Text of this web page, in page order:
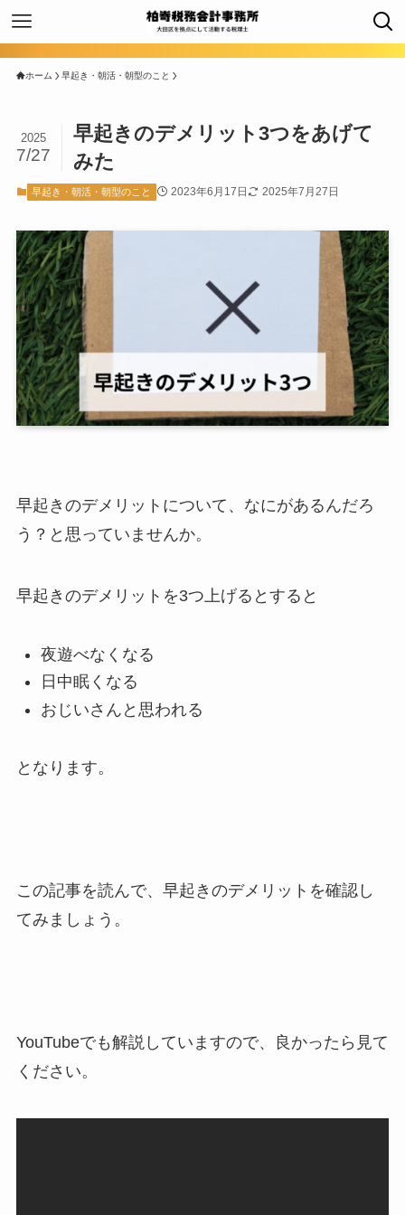
ホーム 早起き・朝活・朝型のこと
早起きのデメリット3つをあげて
みた
2025
7/27
早起き・朝活・朝型のこと 2023年6月17日 2025年7月27日
早起きのデメリットについて、なにがあるんだろ
う？と思っていませんか。
早起きのデメリットを3つ上げるとすると
夜遊べなくなる
日中眠くなる
おじいさんと思われる
となります。
この記事を読んで、早起きのデメリットを確認し
てみましょう。
YouTubeでも解説していますので、良かったら見て
ください。